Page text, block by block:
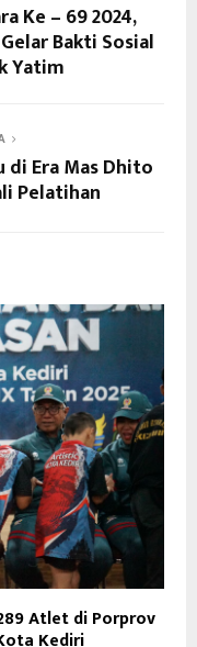
Ke – 69 2024,
Bakti Sosial
Yatim
di Era Mas Dhito
Pelatihan
Atlet di Porprov
Kediri